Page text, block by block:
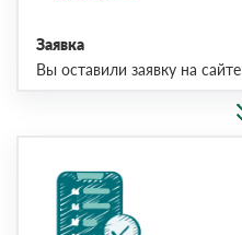
Заявка
Вы оставили заявку на сайте